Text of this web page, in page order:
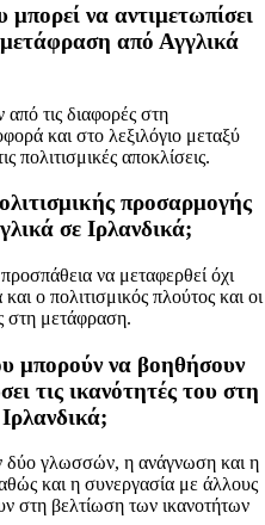
μπορεί να αντιμετωπίσει
από Αγγλικά
τις διαφορές στη
και στο λεξιλόγιο μεταξύ
αποκλίσεις.
προσαρμογής
σε Ιρλανδικά;
να μεταφερθεί όχι
ο πολιτισμικός πλούτος και οι
στη μετάφραση.
μπορούν να βοηθήσουν
τις ικανότητές του στη
δύο γλωσσών, η ανάγνωση και η
και η συνεργασία με άλλους
στη βελτίωση των ικανοτήτων